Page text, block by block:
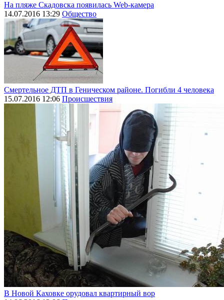
На пляже Скадовска появилась Web-камера
14.07.2016 13:29 Общество
Смертельное ДТП в Геническом районе. Погибли 4 человека
15.07.2016 12:06 Происшествия
В Новой Каховке орудовал квартирный вор